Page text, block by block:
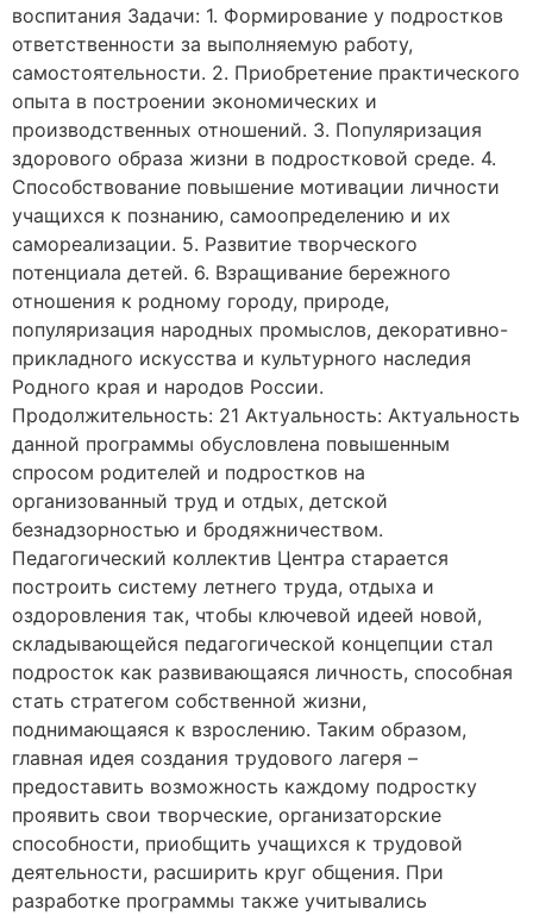
воспитания Задачи: 1. Формирование у подростков
ответственности за выполняемую работу,
самостоятельности. 2. Приобретение практического
опыта в построении экономических и
производственных отношений. 3. Популяризация
здорового образа жизни в подростковой среде. 4.
Способствование повышение мотивации личности
учащихся к познанию, самоопределению и их
самореализации. 5. Развитие творческого
потенциала детей. 6. Взращивание бережного
отношения к родному городу, природе,
популяризация народных промыслов, декоративно-
прикладного искусства и культурного наследия
Родного края и народов России.
Продолжительность: 21 Актуальность: Актуальность
данной программы обусловлена повышенным
спросом родителей и подростков на
организованный труд и отдых, детской
безнадзорностью и бродяжничеством.
Педагогический коллектив Центра старается
построить систему летнего труда, отдыха и
оздоровления так, чтобы ключевой идеей новой,
складывающейся педагогической концепции стал
подросток как развивающаяся личность, способная
стать стратегом собственной жизни,
поднимающаяся к взрослению. Таким образом,
главная идея создания трудового лагеря –
предоставить возможность каждому подростку
проявить свои творческие, организаторские
способности, приобщить учащихся к трудовой
деятельности, расширить круг общения. При
разработке программы также учитывались